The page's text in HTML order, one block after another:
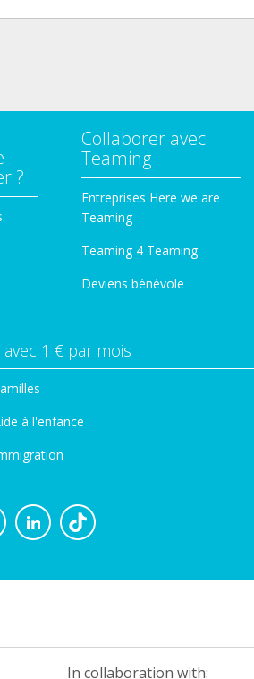
?
Collaborer avec
Teaming
Entreprises Here we are
Teaming
Teaming 4 Teaming
Deviens bénévole
1 € par mois
à l'enfance
In collaboration with: